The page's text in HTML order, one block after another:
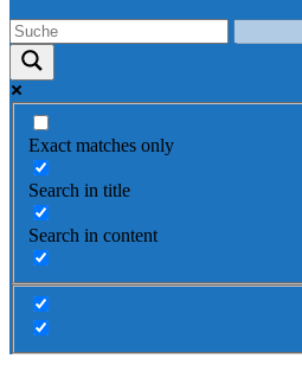
Exact matches only
Search in title
Search in content